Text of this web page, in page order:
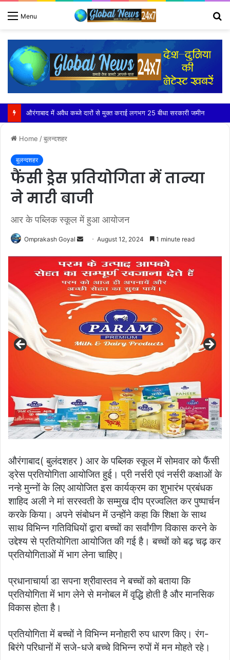
Menu
आयुर्वेद के अनुसार हल्का, गर्म और सुपाच्य भोजन है लाभकारी – डॉ. शैलेश रौसा
Home /बुलन्दशहर
बुलन्दशहर
फैंसी ड्रेस प्रतियोगिता में तान्या
ने मारी बाजी
आर के पब्लिक स्कूल में हुआ आयोजन
Omprakash Goyal
Send
email
August 12, 2024 1 minute read
औरंगाबाद( बुलंदशहर ) आर के पब्लिक स्कूल में सोमवार को फैंसी
ड्रेस प्रतियोगिता आयोजित हुई। प्री नर्सरी एवं नर्सरी कक्षाओं के
नन्हे मुन्नों के लिए आयोजित इस कार्यक्रम का शुभारंभ प्रबंधक
शाहिद अली ने मां सरस्वती के सम्मुख दीप प्रज्वलित कर पुष्पार्चन
करके किया। अपने संबोधन में उन्होंने कहा कि शिक्षा के साथ
साथ विभिन्न गतिविधियों द्वारा बच्चों का सर्वांगीण विकास करने के
उद्देश्य से प्रतियोगिता आयोजित की गई है। बच्चों को बढ़ चढ़ कर
प्रतियोगिताओं में भाग लेना चाहिए।
प्रधानाचार्या डा सपना श्रीवास्तव ने बच्चों को बताया कि
प्रतियोगिता में भाग लेने से मनोबल में वृद्धि होती है और मानसिक
विकास होता है।
प्रतियोगिता में बच्चों ने विभिन्न मनोहारी रुप धारण किए। रंग-
बिरंगे परिधानों में सजे-धजे बच्चे विभिन्न रुपों में मन मोहते रहे।